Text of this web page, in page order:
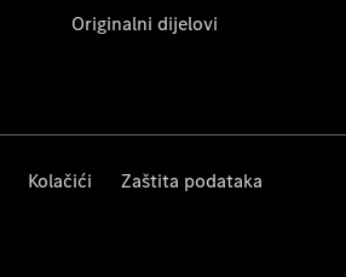
Originalni dijelovi
Kolačići Zaštita podataka